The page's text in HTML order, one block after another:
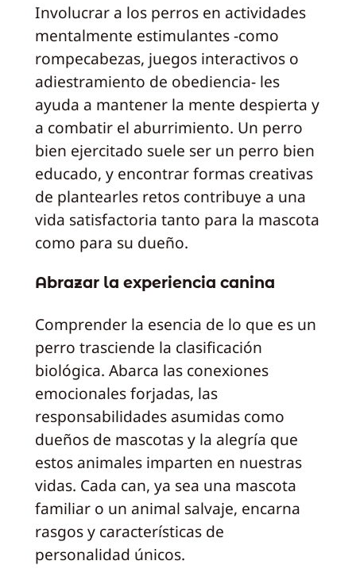
Involucrar a los perros en actividades
mentalmente estimulantes -como
rompecabezas, juegos interactivos o
adiestramiento de obediencia- les
ayuda a mantener la mente despierta y
a combatir el aburrimiento. Un perro
bien ejercitado suele ser un perro bien
educado, y encontrar formas creativas
de plantearles retos contribuye a una
vida satisfactoria tanto para la mascota
como para su dueño.
Abrazar la experiencia canina
Comprender la esencia de lo que es un
perro trasciende la clasificación
biológica. Abarca las conexiones
emocionales forjadas, las
responsabilidades asumidas como
dueños de mascotas y la alegría que
estos animales imparten en nuestras
vidas. Cada can, ya sea una mascota
familiar o un animal salvaje, encarna
rasgos y características de
personalidad únicos.